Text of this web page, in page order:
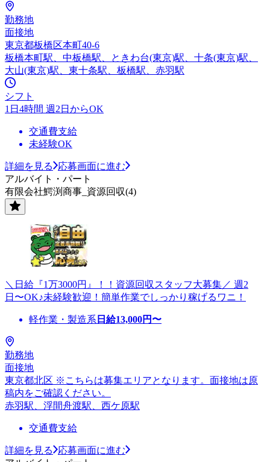
勤務地
面接地
東京都板橋区本町40-6
板橋本町駅、中板橋駅、ときわ台(東京)駅、十条(東京)駅、
大山(東京)駅、東十条駅、板橋駅、赤羽駅
シフト
1日4時間 週2日からOK
交通費支給
未経験OK
詳細を見る
応募画面に進む
アルバイト・パート
有限会社鰐渕商事_資源回収(4)
＼日給『1万3000円』！！資源回収スタッフ大募集／ 週2
日〜OK♪未経験歓迎！簡単作業でしっかり稼げるワニ！
軽作業・製造系 日給13,000円〜
勤務地
面接地
東京都北区 ※こちらは募集エリアとなります。面接地は原
稿内をご確認ください。
赤羽駅、浮間舟渡駅、西ケ原駅
交通費支給
詳細を見る
応募画面に進む